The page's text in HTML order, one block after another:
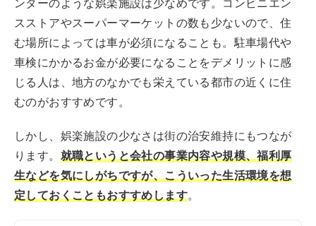
ンターのような娯楽施設は少なめです。コンビニエン
スストアやスーパーマーケットの数も少ないので、住
む場所によっては車が必須になることも。駐車場代や
車検にかかるお金が必要になることをデメリットに感
じる人は、地方のなかでも栄えている都市の近くに住
むのがおすすめです。
しかし、娯楽施設の少なさは街の治安維持にもつなが
ります。 就職というと会社の事業内容や規模、福利厚
生などを気にしがちですが、こういった生活環境を想
定しておくこともおすすめします。